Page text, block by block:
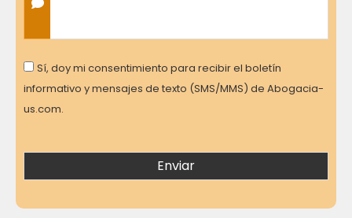
Consent
Sí, doy mi consentimiento para recibir el boletín
informativo y mensajes de texto (SMS/MMS) de Abogacia-
us.com.